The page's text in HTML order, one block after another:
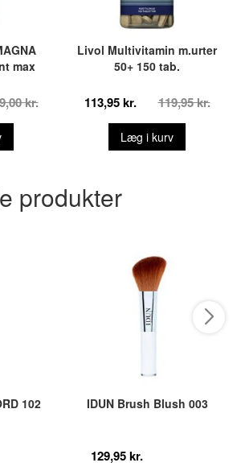
max
kr.
Livol Multivitamin m.urter
50+ 150 tab.
113,95 kr. 119,95 kr.
Læg i kurv
produkter
102 IDUN Brush Blush 003
129,95 kr.